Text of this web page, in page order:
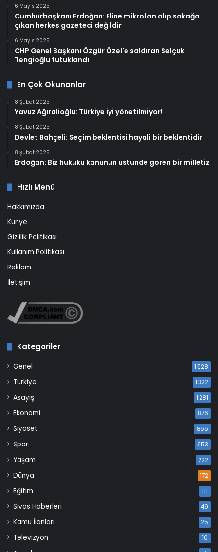
6 Mayıs 2025
Cumhurbaşkanı Erdoğan: Eline mikrofon alıp sokağa
çıkan herkes gazeteci değildir
6 Mayıs 2025
CHP Genel Başkanı Özgür Özel'e saldıran Selçuk
Tengioğlu tutuklandı
En Çok Okunanlar
8 Şubat 2025
Yavuz Ağıralioğlu: Türkiye iyi yönetilmiyor!
8 Şubat 2025
Devlet Bahçeli: Seçim beklentisi hayali bir beklentidir
8 Şubat 2025
Erdoğan: Biz hukuku kanunun üstünde gören bir milletiz
Hızlı Menü
Hakkımızda
Künye
Gizlilik Politikası
Kullanım Politikası
Reklam
İletişim
Kategoriler
Genel 1.528
Türkiye 1.322
Asayiş 1.281
Ekonomi 876
Siyaset 866
Spor 653
Yaşam 222
Dünya 172
Eğitim 111
Sivas Haberleri 49
Kamu İlanları 25
Televizyon 10